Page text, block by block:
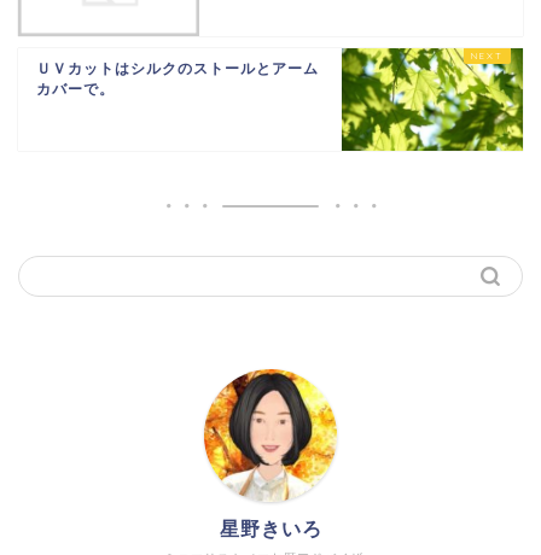
ＵＶカットはシルクのストールとアーム
カバーで。
星野きいろ